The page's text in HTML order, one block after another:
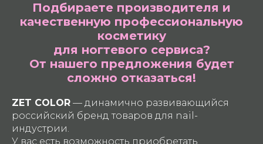
Подбираете производителя и
качественную профессиональную
косметику
для ногтевого сервиса?
От нашего предложения будет
сложно отказаться!
ZET COLOR — динамично развивающийся
российский бренд товаров для nail-
индустрии.
У вас есть возможность приобретать